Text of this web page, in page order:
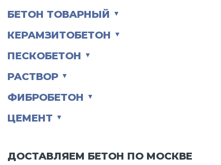
БЕТОН ТОВАРНЫЙ ▼
КЕРАМЗИТОБЕТОН ▼
ПЕСКОБЕТОН ▼
РАСТВОР ▼
ФИБРОБЕТОН ▼
ЦЕМЕНТ ▼
ДОСТАВЛЯЕМ БЕТОН ПО МОСКВЕ